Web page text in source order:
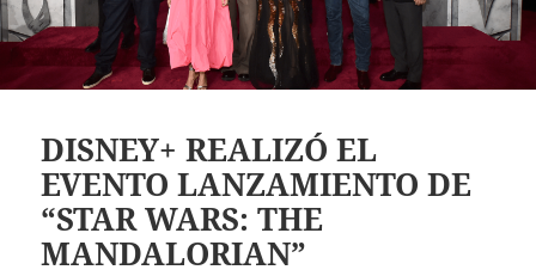
DISNEY+ REALIZÓ EL
EVENTO LANZAMIENTO DE
“STAR WARS: THE
MANDALORIAN”